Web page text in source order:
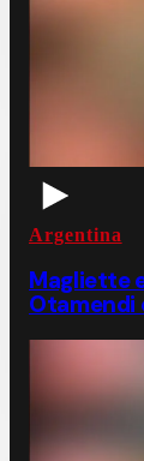
Argentina
Magliette
Otamendi